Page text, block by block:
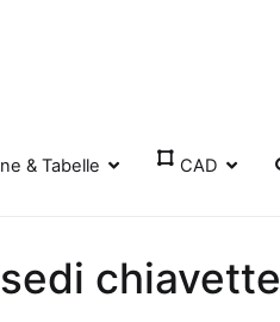
& Tabelle CAD
chiavette